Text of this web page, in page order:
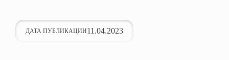
ДАТА ПУБЛИКАЦИИ11.04.2023